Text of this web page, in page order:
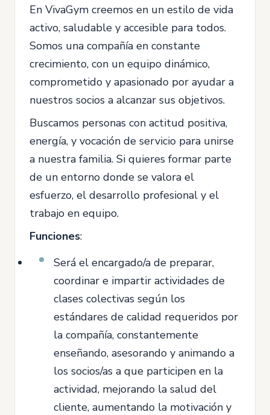
En VivaGym creemos en un estilo de vida
activo, saludable y accesible para todos.
Somos una compañía en constante
crecimiento, con un equipo dinámico,
comprometido y apasionado por ayudar a
nuestros socios a alcanzar sus objetivos.
Buscamos personas con actitud positiva,
energía, y vocación de servicio para unirse
a nuestra familia. Si quieres formar parte
de un entorno donde se valora el
esfuerzo, el desarrollo profesional y el
trabajo en equipo.
Funciones:
Será el encargado/a de preparar,
coordinar e impartir actividades de
clases colectivas según los
estándares de calidad requeridos por
la compañía, constantemente
enseñando, asesorando y animando a
los socios/as a que participen en la
actividad, mejorando la salud del
cliente, aumentando la motivación y